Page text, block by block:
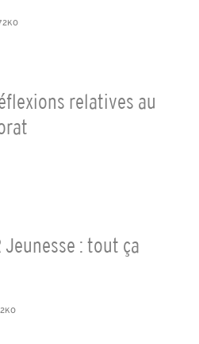
relatives au
Jeunesse : tout ça